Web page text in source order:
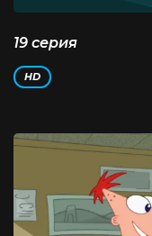
19 серия
HD